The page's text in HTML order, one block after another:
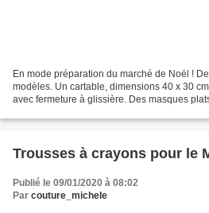
En mode préparation du marché de Noël !
modèles. Un cartable, dimensions 40 x 30
avec fermeture à glissière. Des masques
Trousses à crayons pour le
Publié le 09/01/2020 à 08:02
Par couture_michele